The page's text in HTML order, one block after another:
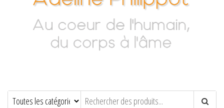
Adeline Philippot Au cœur de l'humain, du corps à l'âme